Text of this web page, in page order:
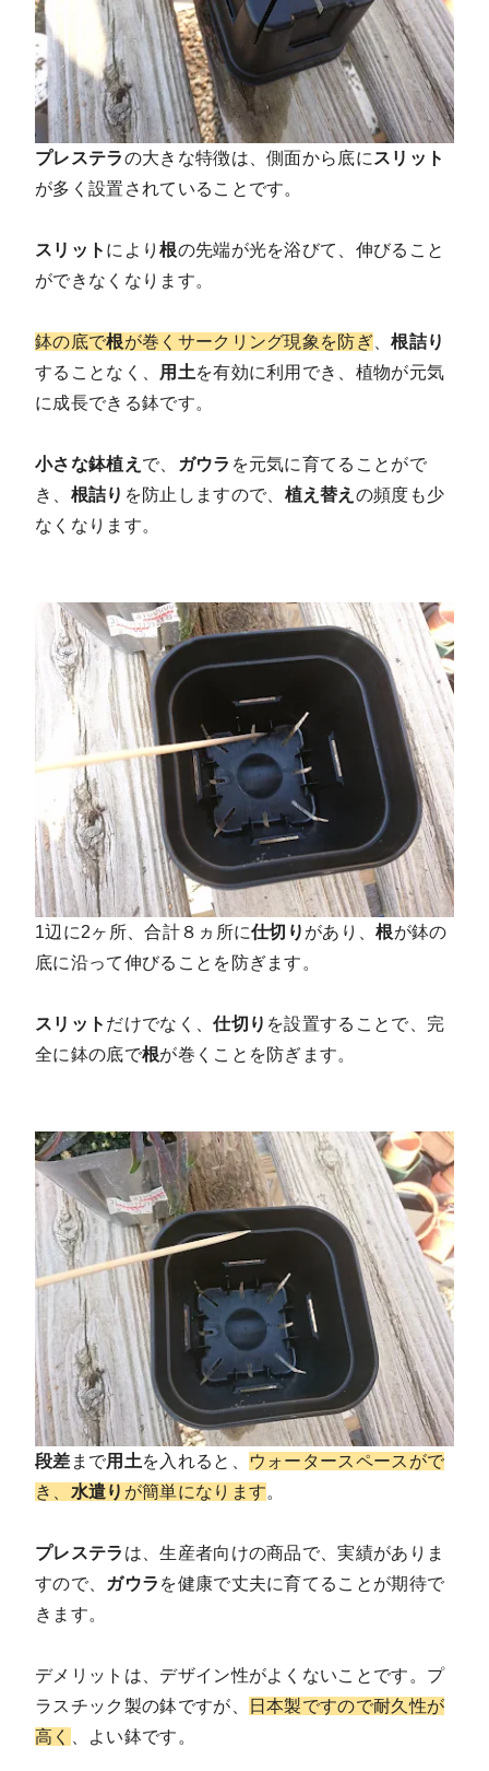
プレステラの大きな特徴は、側面から底に スリット
が多く設置されていることです。
スリット により根の先端が光を浴びて、伸びること
ができなくなります。
鉢の底で根が巻くサークリング現象を防ぎ 、根詰り
することなく、
用土を有効に利用でき、植物が元気
に成長できる鉢です。
小さな鉢植え で、 ガウラ を元気に育てることがで
き、 根詰り を防止しますので、 植え替え の頻度も少
なくなります。
1辺に2ヶ所、合計８ヵ所に仕切り があり、根が鉢の
底に沿って伸びることを防ぎます。
スリット だけでなく、仕切り を設置することで、完
全に鉢の底で根が巻くことを防ぎます。
段差 まで用土を入れると、
ウォータースペースがで
き、 水遣り が簡単になります。
プレステラ は、生産者向けの商品で、実績がありま
すので、
ガウラ を健康で丈夫に育てることが期待で
きます。
デメリットは、デザイン性がよくないことです。プ
ラスチック製の鉢ですが、
日本製ですので耐久性が
高く
、よい鉢です。